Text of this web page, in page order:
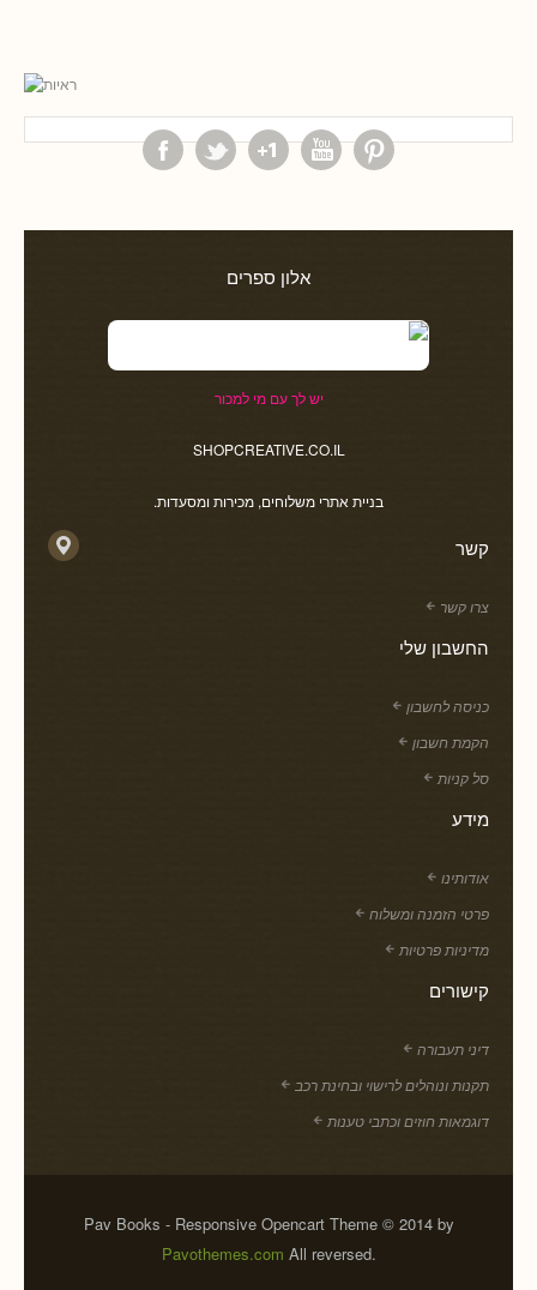
אלון ספרים
יש לך עם מי למכור
SHOPCREATIVE.CO.IL
בניית אתרי משלוחים, מכירות ומסעדות.
קשר
צרו קשר
החשבון שלי
כניסה לחשבון
הקמת חשבון
סל קניות
מידע
אודותינו
פרטי הזמנה ומשלוח
מדיניות פרטיות
קישורים
דיני תעבורה
תקנות ונוהלים לרישוי ובחינת רכב
דוגמאות חוזים וכתבי טענות
Pav Books - Responsive Opencart Theme © 2014 by
Pavothemes.com All reversed.